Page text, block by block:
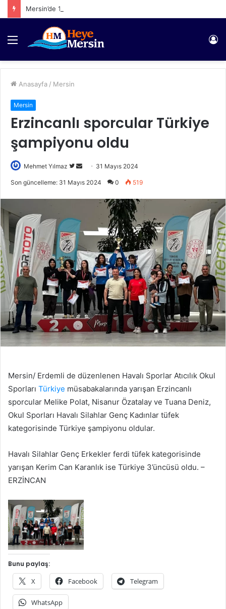
Mersin’de 1065 Şahıs Yakalandı
Menü
Anasayfa / Mersin
Mersin
Erzincanlı sporcular Türkiye
şampiyonu oldu
Mehmet Yılmaz
Twitter'da
Bir
göndermek
31 Mayıs 2024
Son güncelleme: 31 Mayıs 2024 0 519
Mersin/ Erdemli de düzenlenen Havalı Sporlar Atıcılık Okul
Sporları Türkiye müsabakalarında yarışan Erzincanlı
sporcular Melike Polat, Nisanur Özatalay ve Tuana Deniz,
Okul Sporları Havalı Silahlar Genç Kadınlar tüfek
kategorisinde Türkiye şampiyonu oldular.
Havalı Silahlar Genç Erkekler ferdi tüfek kategorisinde
yarışan Kerim Can Karanlık ise Türkiye 3’üncüsü oldu. –
ERZİNCAN
Bunu paylaş:
X Facebook Telegram
WhatsApp